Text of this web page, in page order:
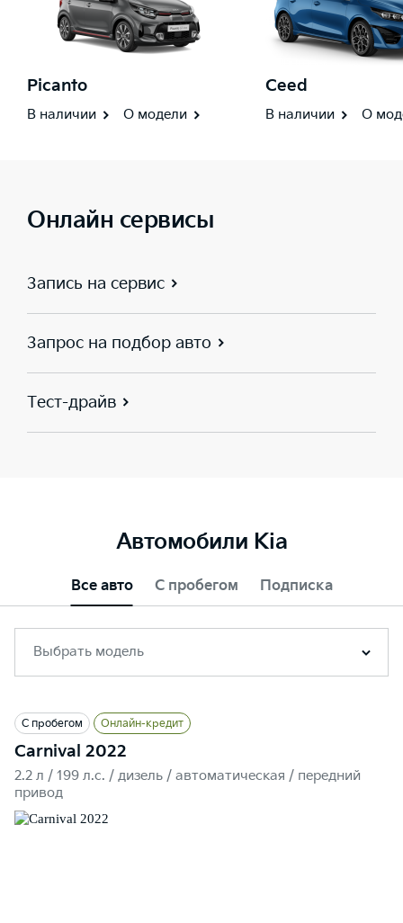
Picanto
В наличии О модели
Ceed
В наличии О
Онлайн сервисы
Запись на сервис
Запрос на подбор авто
Тест-драйв
Автомобили Kia
Все авто С пробегом Подписка
Выбрать модель
С пробегом Онлайн-кредит
Carnival 2022
2.2 л / 199 л.c. / дизель / автоматическая / передний
привод